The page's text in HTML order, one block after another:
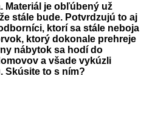
Materiál je obľúbený už
stále bude. Potvrdzujú to aj
ktorí sa stále neboja
ktorý dokonale prehreje
nábytok sa hodí do
a všade vykúzli
Skúsite to s ním?